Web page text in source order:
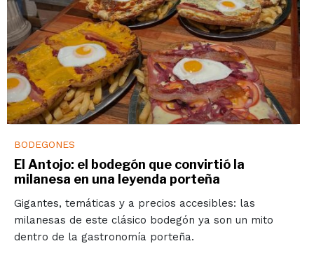
BODEGONES
El Antojo: el bodegón que convirtió la
milanesa en una leyenda porteña
Gigantes, temáticas y a precios accesibles: las
milanesas de este clásico bodegón ya son un mito
dentro de la gastronomía porteña.